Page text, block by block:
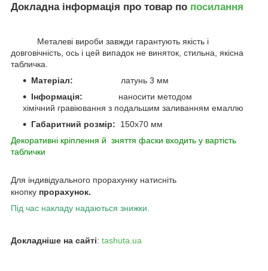
Докладна інформація про товар по посилання
Металеві вироби завжди гарантують якість і
довговічність, ось і цей випадок не виняток, стильна, якісна
табличка.
Матеріал: латунь 3 мм
Інформація: наносити методом
хімічний гравіювання з подальшим заливанням емаллю
Габаритний розмір: 150х70 мм
Декоративні кріплення й зняття фаски входить у вартість
таблички
Для індивідуального прорахунку натисніть
кнопку прорахунок.
Під час накладу надаються знижки.
Докладніше на сайті: tashuta.ua